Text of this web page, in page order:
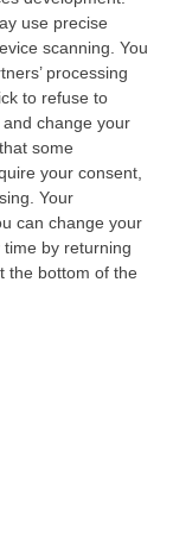
use precise
scanning. You
processing
to refuse to
change your
some
your consent,
Your
can change your
by returning
the bottom of the
Calabria ha
l’elettricista d…
Stocco Di
della XXV Festa
dell’estat…